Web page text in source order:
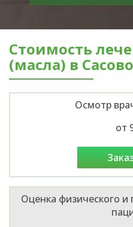
Стоимость
(масла) в Сасово
Осмотр
от
Оценка физического и